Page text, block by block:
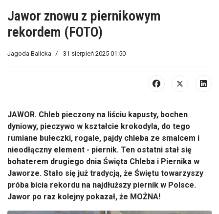
Jawor znowu z piernikowym
rekordem (FOTO)
Jagoda Balicka 31 sierpień 2025 01:50
JAWOR. Chleb pieczony na liściu kapusty, bochen
dyniowy, pieczywo w kształcie krokodyla, do tego
rumiane bułeczki, rogale, pajdy chleba ze smalcem i
nieodłączny element - piernik. Ten ostatni stał się
bohaterem drugiego dnia Święta Chleba i Piernika w
Jaworze. Stało się już tradycją, że Świętu towarzyszy
próba bicia rekordu na najdłuższy piernik w Polsce.
Jawor po raz kolejny pokazał, że MOŻNA!